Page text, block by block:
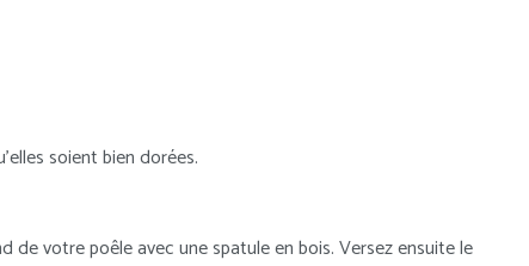
soient bien dorées.
de votre poêle avec une spatule en bois. Versez ensuite le